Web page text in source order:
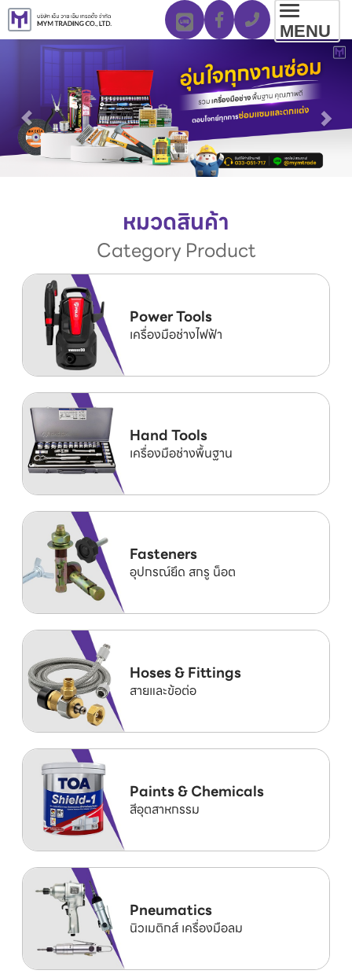
MENU
หมวดสินค้า
Category Product
Power Tools
เครื่องมือช่างไฟฟ้า
Hand Tools
เครื่องมือช่างพื้นฐาน
Fasteners
อุปกรณ์ยึด สกรู น็อต
Hoses & Fittings
สายและข้อต่อ
Paints & Chemicals
สีอุตสาหกรรม
Pneumatics
นิวเมติกส์ เครื่องมือลม